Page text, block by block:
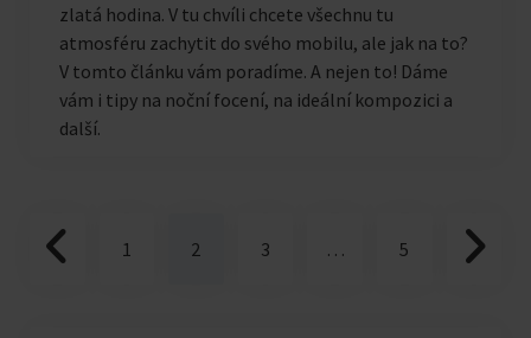
zlatá hodina. V tu chvíli chcete všechnu tu
atmosféru zachytit do svého mobilu, ale jak na to?
V tomto článku vám poradíme. A nejen to! Dáme
vám i tipy na noční focení, na ideální kompozici a
další.
Stránkování
příspěvků 1 2 3 … 5